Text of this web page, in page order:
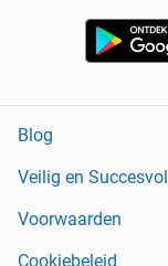
Blog
Veilig en Succesvol
Voorwaarden
Cookiebeleid